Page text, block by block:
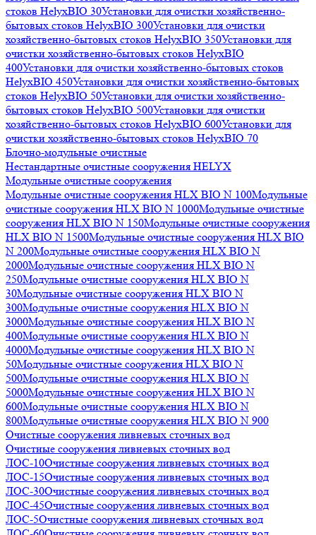
стоков HelyxBIO 30Установки для очистки хозяйственно-
бытовых стоков HelyxBIO 300Установки для очистки
хозяйственно-бытовых стоков HelyxBIO 350Установки для
очистки хозяйственно-бытовых стоков HelyxBIO
400Установки для очистки хозяйственно-бытовых стоков
HelyxBIO 450Установки для очистки хозяйственно-бытовых
стоков HelyxBIO 50Установки для очистки хозяйственно-
бытовых стоков HelyxBIO 500Установки для очистки
хозяйственно-бытовых стоков HelyxBIO 600Установки для
очистки хозяйственно-бытовых стоков HelyxBIO 70
Блочно-модульные очистные
Нестандартные очистные сооружения HELYX
Модульные очистные сооружения
Модульные очистные сооружения HLX BIO N 100Модульные
очистные сооружения HLX BIO N 1000Модульные очистные
сооружения HLX BIO N 150Модульные очистные сооружения
HLX BIO N 1500Модульные очистные сооружения HLX BIO
N 200Модульные очистные сооружения HLX BIO N
2000Модульные очистные сооружения HLX BIO N
250Модульные очистные сооружения HLX BIO N
30Модульные очистные сооружения HLX BIO N
300Модульные очистные сооружения HLX BIO N
3000Модульные очистные сооружения HLX BIO N
400Модульные очистные сооружения HLX BIO N
4000Модульные очистные сооружения HLX BIO N
50Модульные очистные сооружения HLX BIO N
500Модульные очистные сооружения HLX BIO N
5000Модульные очистные сооружения HLX BIO N
600Модульные очистные сооружения HLX BIO N
800Модульные очистные сооружения HLX BIO N 900
Очистные сооружения ливневых сточных вод
Очистные сооружения ливневых сточных вод
ЛОС-10Очистные сооружения ливневых сточных вод
ЛОС-15Очистные сооружения ливневых сточных вод
ЛОС-30Очистные сооружения ливневых сточных вод
ЛОС-45Очистные сооружения ливневых сточных вод
ЛОС-5Очистные сооружения ливневых сточных вод